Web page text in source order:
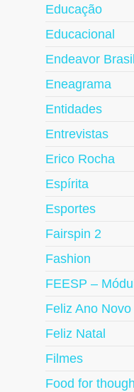
Educação
Educacional
Endeavor Brasil
Eneagrama
Entidades
Entrevistas
Erico Rocha
Espírita
Esportes
Fairspin 2
Fashion
FEESP –
Feliz Ano Novo
Feliz Natal
Filmes
Food for